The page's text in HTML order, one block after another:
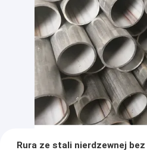
Rura ze stali nierdzewnej bez